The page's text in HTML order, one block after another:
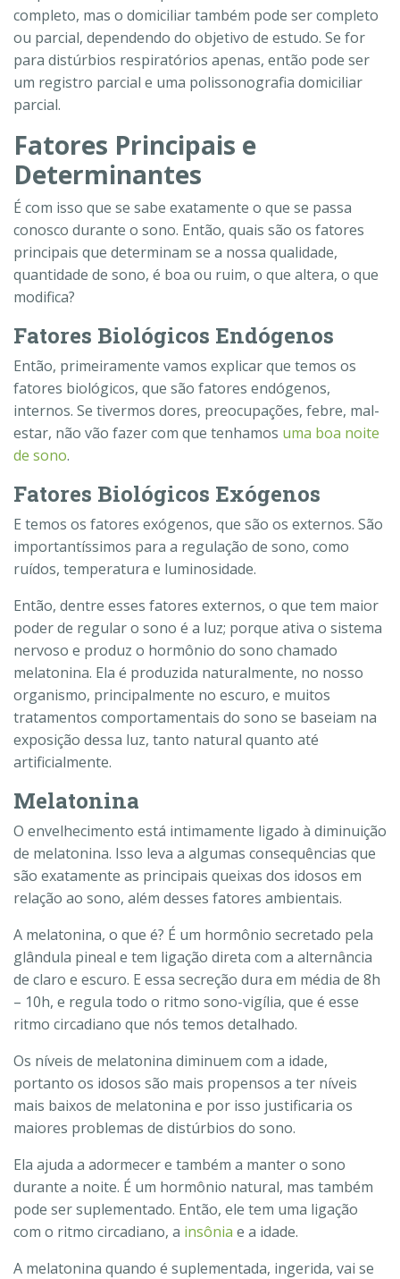
completo, mas o domiciliar também pode ser completo
ou parcial, dependendo do objetivo de estudo. Se for
para distúrbios respiratórios apenas, então pode ser
um registro parcial e uma polissonografia domiciliar
parcial.
Fatores Principais e
Determinantes
É com isso que se sabe exatamente o que se passa
conosco durante o sono. Então, quais são os fatores
principais que determinam se a nossa qualidade,
quantidade de sono, é boa ou ruim, o que altera, o que
modifica?
Fatores Biológicos Endógenos
Então, primeiramente vamos explicar que temos os
fatores biológicos, que são fatores endógenos,
internos. Se tivermos dores, preocupações, febre, mal-
estar, não vão fazer com que tenhamos uma boa noite
de sono.
Fatores Biológicos Exógenos
E temos os fatores exógenos, que são os externos. São
importantíssimos para a regulação de sono, como
ruídos, temperatura e luminosidade.
Então, dentre esses fatores externos, o que tem maior
poder de regular o sono é a luz; porque ativa o sistema
nervoso e produz o hormônio do sono chamado
melatonina. Ela é produzida naturalmente, no nosso
organismo, principalmente no escuro, e muitos
tratamentos comportamentais do sono se baseiam na
exposição dessa luz, tanto natural quanto até
artificialmente.
Melatonina
O envelhecimento está intimamente ligado à diminuição
de melatonina. Isso leva a algumas consequências que
são exatamente as principais queixas dos idosos em
relação ao sono, além desses fatores ambientais.
A melatonina, o que é? É um hormônio secretado pela
glândula pineal e tem ligação direta com a alternância
de claro e escuro. E essa secreção dura em média de 8h
– 10h, e regula todo o ritmo sono-vigília, que é esse
ritmo circadiano que nós temos detalhado.
Os níveis de melatonina diminuem com a idade,
portanto os idosos são mais propensos a ter níveis
mais baixos de melatonina e por isso justificaria os
maiores problemas de distúrbios do sono.
Ela ajuda a adormecer e também a manter o sono
durante a noite. É um hormônio natural, mas também
pode ser suplementado. Então, ele tem uma ligação
com o ritmo circadiano, a insônia e a idade.
A melatonina quando é suplementada, ingerida, vai se